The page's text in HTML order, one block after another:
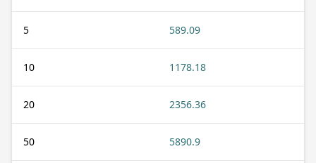
5 589.09
10 1178.18
20 2356.36
50 5890.9